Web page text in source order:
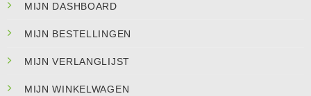
MIJN DASHBOARD
MIJN BESTELLINGEN
MIJN VERLANGLIJST
MIJN WINKELWAGEN